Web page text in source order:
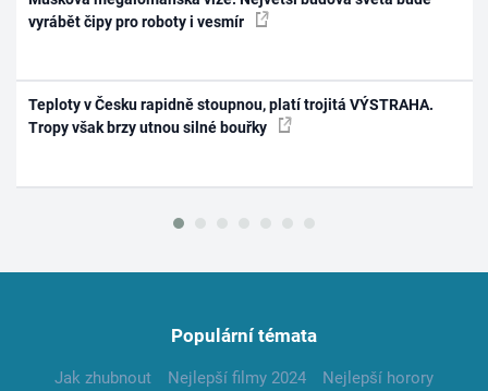
vyrábět čipy pro roboty i vesmír
Teploty v Česku rapidně stoupnou, platí trojitá VÝSTRAHA.
Tropy však brzy utnou silné bouřky
Populární témata
Jak zhubnout Nejlepší filmy 2024
Nejlepší horory